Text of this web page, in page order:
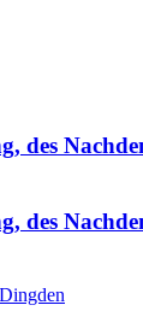
des
des